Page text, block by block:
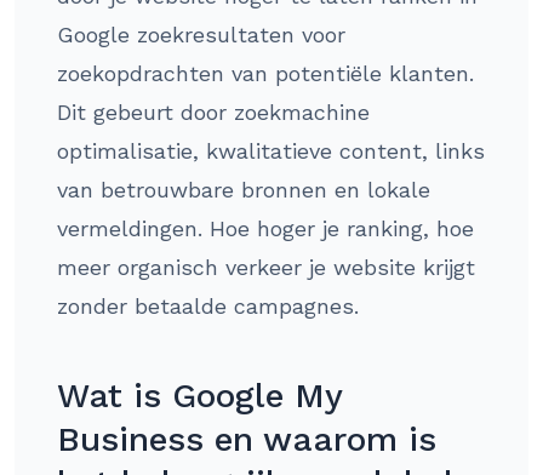
Google zoekresultaten voor
zoekopdrachten van potentiële klanten.
Dit gebeurt door zoekmachine
optimalisatie, kwalitatieve content, links
van betrouwbare bronnen en lokale
vermeldingen. Hoe hoger je ranking, hoe
meer organisch verkeer je website krijgt
zonder betaalde campagnes.
Wat is Google My
Business en waarom is